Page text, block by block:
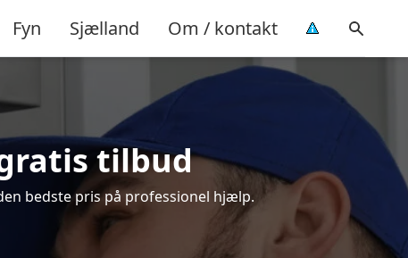
Fyn Sjælland Om / kontakt
tilbud
bedste pris på professionel hjælp.